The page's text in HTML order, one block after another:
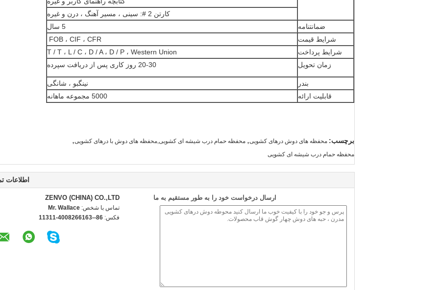
کارتن 2 #: سینی ، مسیر آهنگ ، درن و غیره
ضمانتنامه
5 سال
شرایط قیمت
FOB ، CIF ، CFR
شرایط پرداخت
T / T ، L / C ، D / A ، D / P ، Western Union
زمان تحویل
20-30 روز کاری پس از دریافت سپرده
بندر
نینگبو ، شانگی
قابلیت ارائه
5000 مجموعه ماهانه
برچسب: محفظه های دوش درهای کشویی, محفظه حمام درب شیشه ای کشویی,محفظه های دوش با درهای کشویی,
محفظه حمام درب شیشه ای کشویی
اطلاعات
ZENVO (CHINA) CO.,LTD
تماس با شخص: Mr. Wallace
فکس: 86--4008266163-11311
ارسال درخواست خود را به طور مستقیم به ما